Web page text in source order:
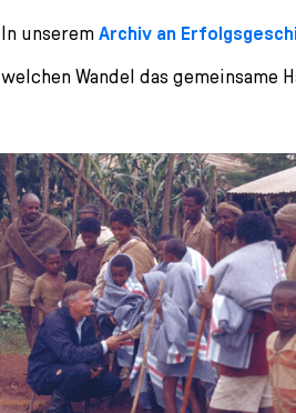
In unserem Archiv an
welchen Wandel das gemeinsame